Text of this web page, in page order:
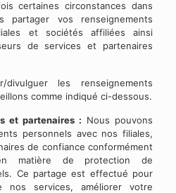
certaines circonstances dans
partager vos renseignements
et sociétés affiliées ainsi
de services et partenaires
divulguer les renseignements
comme indiqué ci-dessous.
et partenaires : Nous pouvons
personnels avec nos filiales,
de confiance conformément
matière de protection de
Ce partage est effectué pour
services, améliorer votre